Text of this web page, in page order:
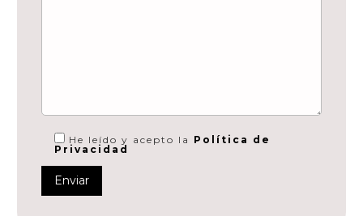
He leído y acepto la Política de
Privacidad